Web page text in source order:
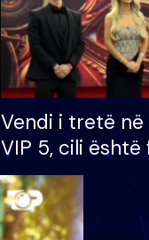
Vendi i tretë
VIP 5, cili është
radhës që lë